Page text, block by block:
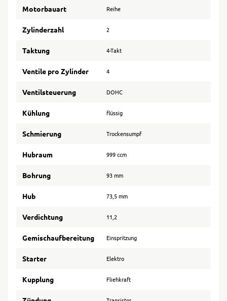
Motorbauart Reihe
Zylinderzahl 2
Taktung 4-Takt
Ventile pro Zylinder 4
Ventilsteuerung DOHC
Kühlung flüssig
Schmierung Trockensumpf
Hubraum 999 ccm
Bohrung 93 mm
Hub 73,5 mm
Verdichtung 11,2
Gemischaufbereitung Einspritzung
Starter Elektro
Kupplung Fliehkraft